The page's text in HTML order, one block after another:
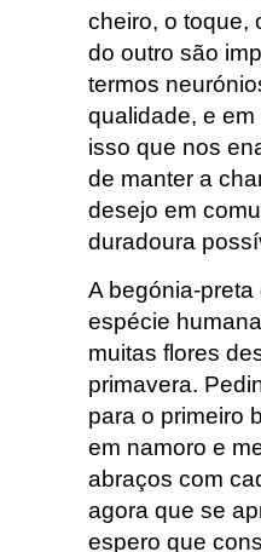
cheiro, o toque,
do outro são
termos
qualidade, e
isso que nos
de manter a
desejo em
duradoura
A begónia-preta
espécie
muitas flores
primavera.
para o primeiro
em namoro e
abraços com
agora que se
espero que